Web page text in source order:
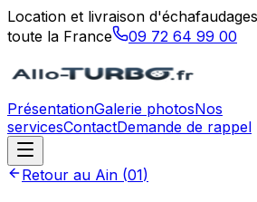
Location et livraison
toute la France
09 72 64 99 00
PrésentationGalerie photosNos
servicesContactDemande de rappel
Retour au Ain (01)